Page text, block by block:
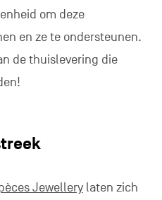
om deze
en ze te ondersteunen.
de thuislevering die
Jewellerylaten zich